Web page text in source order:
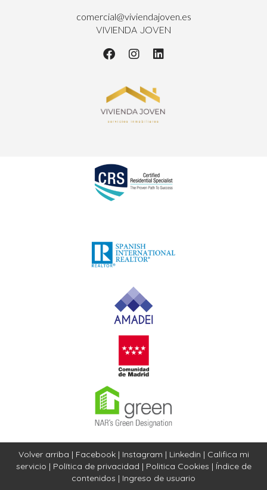
comercial@viviendajoven.es
VIVIENDA JOVEN
Volver arriba | Facebook| Instagram | Linkedin | Califica mi
servicio | Política de privacidad | Politica Cookies | Índice de
contenidos | Ingreso de usuario